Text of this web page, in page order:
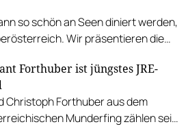
so schön an Seen diniert werden,
Wir präsentieren die
Forthuber ist jüngstes JRE-
Christoph Forthuber aus dem
Munderfing zählen seit